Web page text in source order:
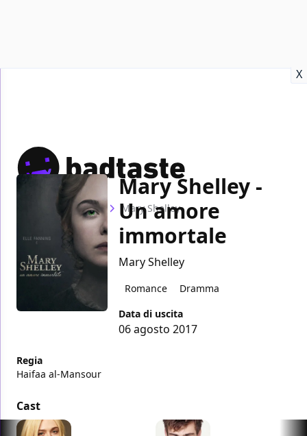
X
Film Mary Shelley
Mary Shelley -
Un amore
immortale
Mary Shelley
Romance
Dramma
Data di uscita
06 agosto 2017
Regia
Haifaa al-Mansour
Cast